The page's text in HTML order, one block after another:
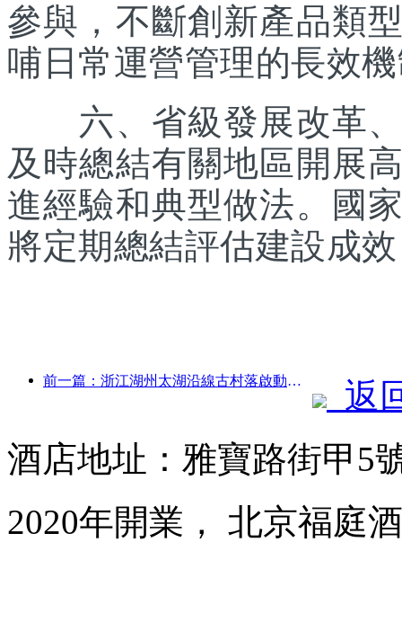
參與，不斷創新產品類
哺日常運營管理的長效
六、省級發展改革、
及時總結有關地區開展
進經驗和典型做法。國
將定期總結評估建設成
前一篇：浙江湖州太湖沿線古村落啟動改造提升，投資近10億元
返
酒店地址：雅寶路街甲5
2020年開業， 北京福